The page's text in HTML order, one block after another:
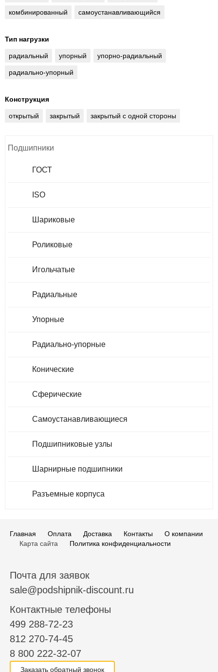
комбинированный самоустанавливающийся
Тип нагрузки
радиальный упорный упорно-радиальный
радиально-упорный
Конструкция
открытый закрытый закрытый с одной стороны
Подшипники
ГОСТ
ISO
Шариковые
Роликовые
Игольчатые
Радиальные
Упорные
Радиально-упорные
Конические
Сферические
Самоустанавливающиеся
Подшипниковые узлы
Шарнирные подшипники
Разъемные корпуса
Главная Оплата Доставка Контакты
О компании
Карта сайта
Политика конфиденциальности
Почта для заявок
sale@podshipnik-discount.ru
Контактные телефоны
499 288-72-23
812 270-74-45
8 800 222-32-07
Заказать обратный звонок